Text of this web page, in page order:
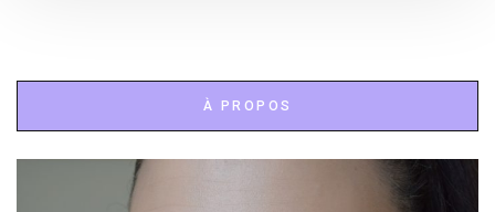
À PROPOS